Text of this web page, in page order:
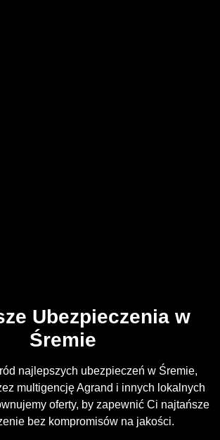
Ubezpieczenia w
Śremie
najlepszych ubezpieczeń w Śremie,
multigencję Agrand i innych lokalnych
oferty, by zapewnić Ci najtańsze
bez kompromisów na jakości.